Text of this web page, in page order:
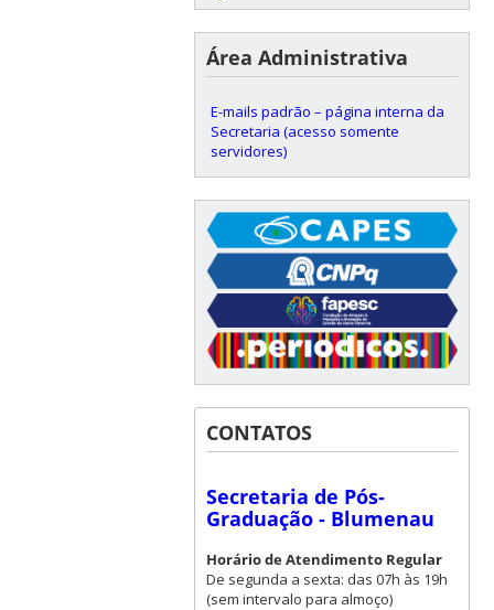
Área Administrativa
E-mails padrão – página interna da
Secretaria (acesso somente
servidores)
CONTATOS
Secretaria de Pós-
Graduação - Blumenau
Horário de Atendimento Regular
De segunda a sexta: das 07h às 19h
(sem intervalo para almoço)